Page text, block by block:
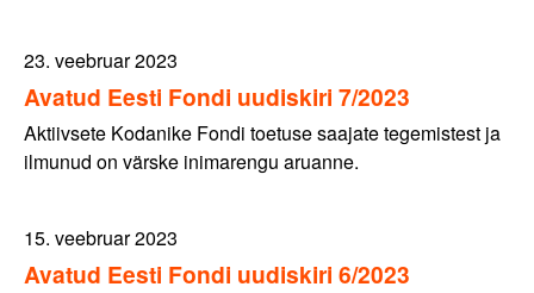
23. veebruar 2023
Avatud Eesti Fondi uudiskiri 7/2023
Aktiivsete Kodanike Fondi toetuse saajate tegemistest ja
ilmunud on värske inimarengu aruanne.
15. veebruar 2023
Avatud Eesti Fondi uudiskiri 6/2023